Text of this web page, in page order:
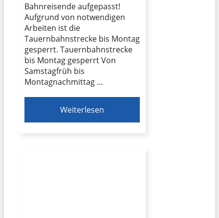
Bahnreisende aufgepasst!
Aufgrund von notwendigen
Arbeiten ist die
Tauernbahnstrecke bis Montag
gesperrt. Tauernbahnstrecke
bis Montag gesperrt Von
Samstagfrüh bis
Montagnachmittag …
Weiterlesen